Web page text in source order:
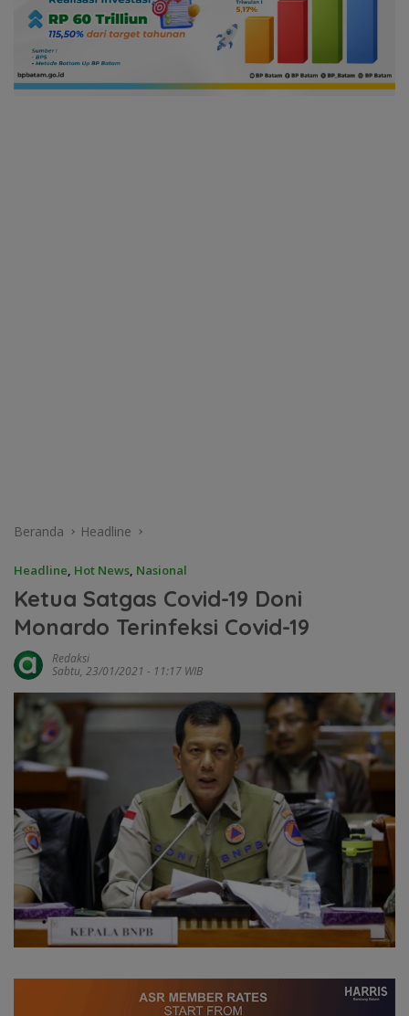
Beranda Headline
Headline, Hot News, Nasional
Ketua Satgas Covid-19 Doni
Monardo Terinfeksi Covid-19
Redaksi
Sabtu, 23/01/2021 - 11:17 WIB